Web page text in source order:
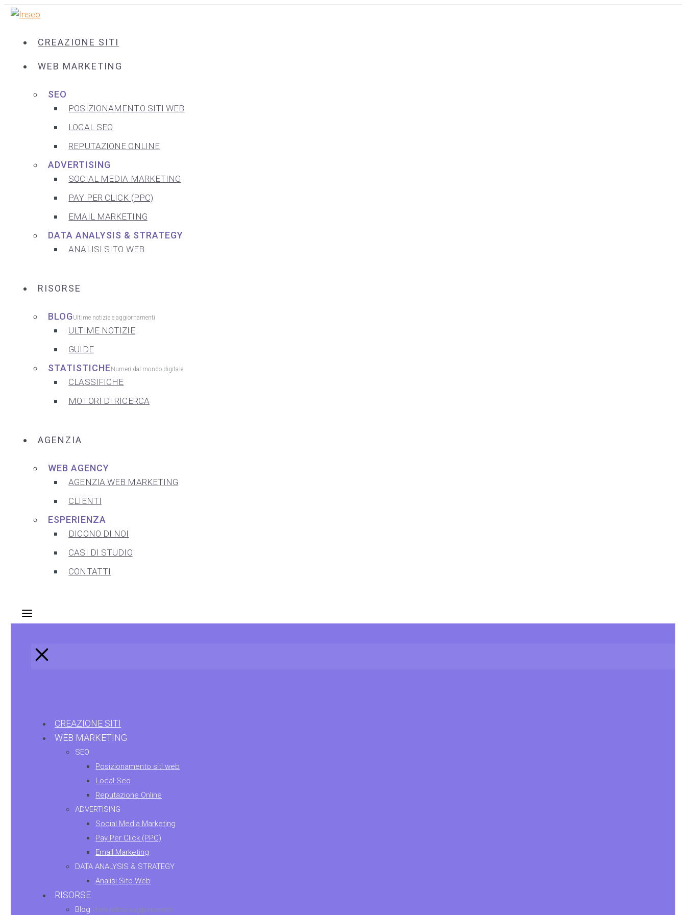
CREAZIONE SITI
WEB MARKETING
SEO
POSIZIONAMENTO SITI WEB
LOCAL SEO
REPUTAZIONE ONLINE
ADVERTISING
SOCIAL MEDIA MARKETING
PAY PER CLICK (PPC)
EMAIL MARKETING
DATA ANALYSIS & STRATEGY
ANALISI SITO WEB
RISORSE
BLOG Ultime notizie e aggiornamenti
ULTIME NOTIZIE
GUIDE
STATISTICHE Numeri dal mondo digitale
CLASSIFICHE
MOTORI DI RICERCA
AGENZIA
WEB AGENCY
AGENZIA WEB MARKETING
CLIENTI
ESPERIENZA
DICONO DI NOI
CASI DI STUDIO
CONTATTI
CREAZIONE SITI
WEB MARKETING
SEO
Posizionamento siti web
Local Seo
Reputazione Online
ADVERTISING
Social Media Marketing
Pay Per Click (PPC)
Email Marketing
DATA ANALYSIS & STRATEGY
Analisi Sito Web
RISORSE
BlogUltime notizie e aggiornamenti